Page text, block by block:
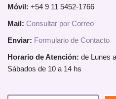
Móvil: +54 9 11 5452-1766
Mail: Consultar por Correo
Enviar: Formulario de Contacto
Horario de Atención: de Lunes
Sábados de 10 a 14 hs